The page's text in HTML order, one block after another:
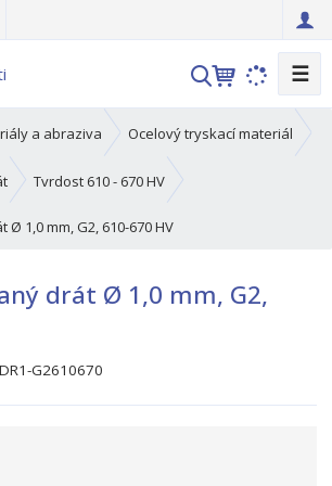
V
h
☰
a abraziva Ocelový tryskací materiál
Tvrdost 610 - 670 HV
1,0 mm, G2, 610-670 HV
drát Ø 1,0 mm, G2,
G2610670